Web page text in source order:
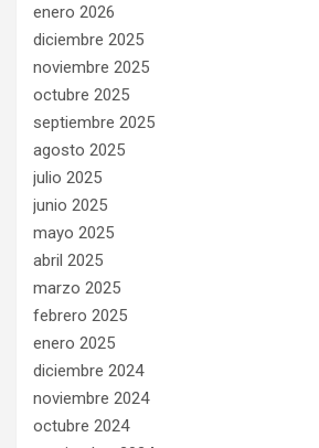
enero 2026
diciembre 2025
noviembre 2025
octubre 2025
septiembre 2025
agosto 2025
julio 2025
junio 2025
mayo 2025
abril 2025
marzo 2025
febrero 2025
enero 2025
diciembre 2024
noviembre 2024
octubre 2024